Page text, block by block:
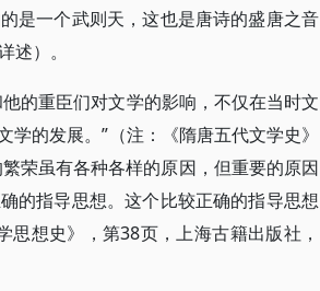
是一个武则天，这也是唐诗的盛唐之音
）。
的重臣们对文学的影响，不仅在当时文
的发展。”（注：《隋唐五代文学史》
荣虽有各种各样的原因，但重要的原因
的指导思想。这个比较正确的指导思想
想史》，第38页，上海古籍出版社，